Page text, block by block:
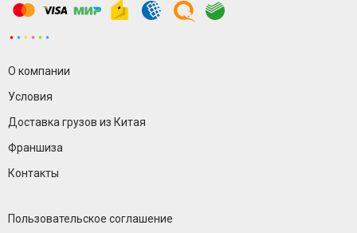
О компании
Условия
Доставка грузов из Китая
Франшиза
Контакты
Пользовательское соглашение